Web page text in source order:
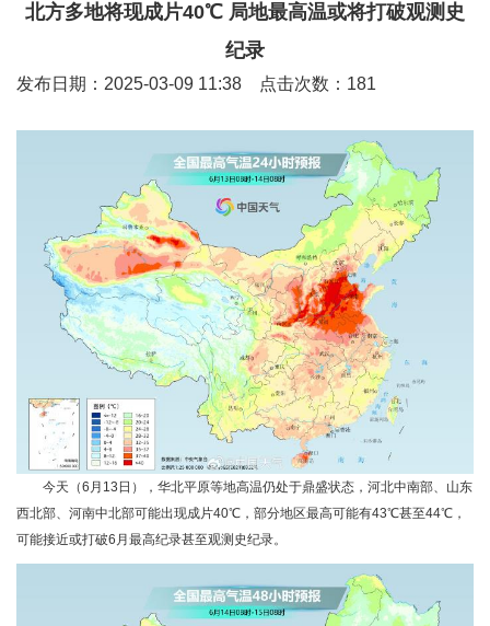
北方多地将现成片40℃ 局地最高温或将打破观测史
纪录
发布日期：2025-03-09 11:38 点击次数：181
今天（6月13日），华北平原等地高温仍处于鼎盛状态，河北中南部、山东
西北部、河南中北部可能出现成片40℃，部分地区最高可能有43℃甚至44℃，
可能接近或打破6月最高纪录甚至观测史纪录。